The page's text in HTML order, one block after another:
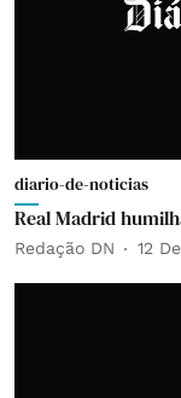
diario-de-noticias
Real Madrid
Redação DN 12